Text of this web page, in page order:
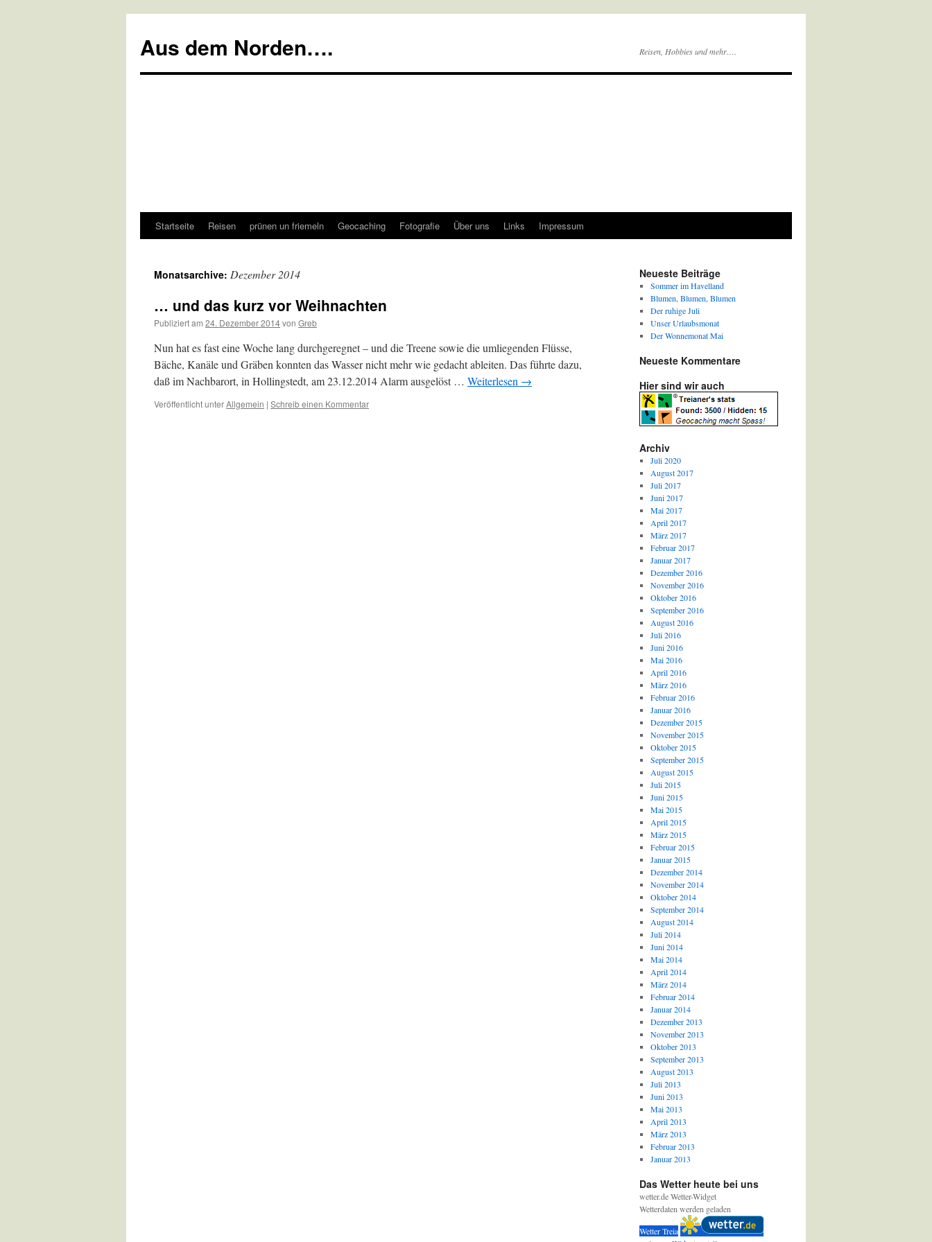
Aus dem Norden…. Reisen, Hobbies und mehr….
Zum
springen
Startseite Reisen prünen un friemeln Geocaching Fotografie Über uns Links Impressum
Monatsarchive: Dezember 2014
… und das kurz vor Weihnachten
Publiziert am 24. Dezember 2014von Greb
Nun hat es fast eine Woche lang durchgeregnet – und die Treene sowie die umliegenden Flüsse,
Bäche, Kanäle und Gräben konnten das Wasser nicht mehr wie gedacht ableiten. Das führte dazu,
daß im Nachbarort, in Hollingstedt, am 23.12.2014 Alarm ausgelöst … Weiterlesen →
Veröffentlicht unterAllgemein | Schreib einen Kommentar
Neueste Beiträge
Sommer im Havelland
Blumen, Blumen, Blumen
Der ruhige Juli
Unser Urlaubsmonat
Der Wonnemonat Mai
Neueste Kommentare
Hier sind wir auch
Archiv
Juli 2020
August 2017
Juli 2017
Juni 2017
Mai 2017
April 2017
März 2017
Februar 2017
Januar 2017
Dezember 2016
November 2016
Oktober 2016
September 2016
August 2016
Juli 2016
Juni 2016
Mai 2016
April 2016
März 2016
Februar 2016
Januar 2016
Dezember 2015
November 2015
Oktober 2015
September 2015
August 2015
Juli 2015
Juni 2015
Mai 2015
April 2015
März 2015
Februar 2015
Januar 2015
Dezember 2014
November 2014
Oktober 2014
September 2014
August 2014
Juli 2014
Juni 2014
Mai 2014
April 2014
März 2014
Februar 2014
Januar 2014
Dezember 2013
November 2013
Oktober 2013
September 2013
August 2013
Juli 2013
Juni 2013
Mai 2013
April 2013
März 2013
Februar 2013
Januar 2013
Das Wetter heute bei uns
wetter.de Wetter-Widget
Wetterdaten werden geladen
Wetter Treia